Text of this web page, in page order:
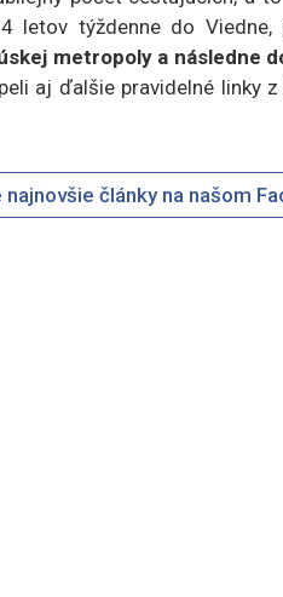
letov týždenne do Viedne,
metropoly a následne
aj ďalšie pravidelné linky
články na našom